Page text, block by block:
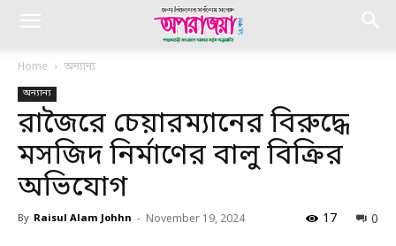
Home অন্যান্য
অন্যান্য
রাজৈরে চেয়ারম্যানের বিরুদ্ধে
মসজিদ নির্মাণের বালু বিক্রির
অভিযোগ
By Raisul Alam Johhn - November 19, 2024 0
17